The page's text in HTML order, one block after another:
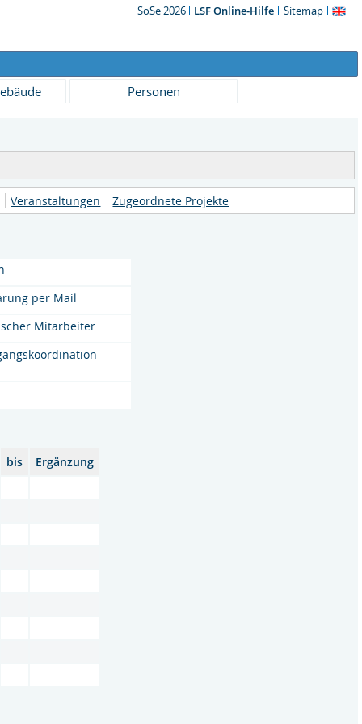
SoSe 2026 LSF Online-Hilfe Sitemap
Personen
Veranstaltungen Zugeordnete Projekte
per Mail
Mitarbeiter
bis Ergänzung